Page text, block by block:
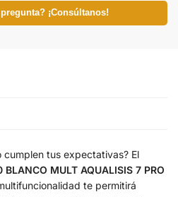
¡Consúltanos!
cumplen tus expectativas? El
MULT AQUALISIS 7 PRO
te permitirá